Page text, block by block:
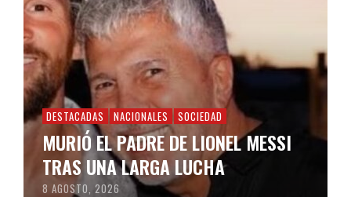
DESTACADAS NACIONALES SOCIEDAD
MURIÓ EL PADRE DE LIONEL MESSI
TRAS UNA LARGA LUCHA
8 AGOSTO, 2026